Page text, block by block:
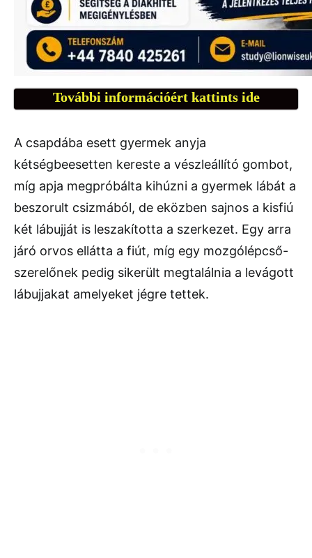
További információért kattints ide
A csapdába esett gyermek anyja
kétségbeesetten kereste a vészleállító gombot,
míg apja megpróbálta kihúzni a gyermek lábát a
beszorult csizmából, de eközben sajnos a kisfiú
két lábujját is leszakította a szerkezet. Egy arra
járó orvos ellátta a fiút, míg egy mozgólépcső-
szerelőnek pedig sikerült megtalálnia a levágott
lábujjakat amelyeket jégre tettek.